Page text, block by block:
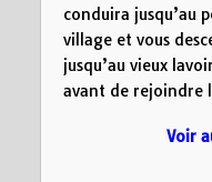
conduira jusqu’au
village et vous
jusqu’au vieux
avant de rejoindre
Voir